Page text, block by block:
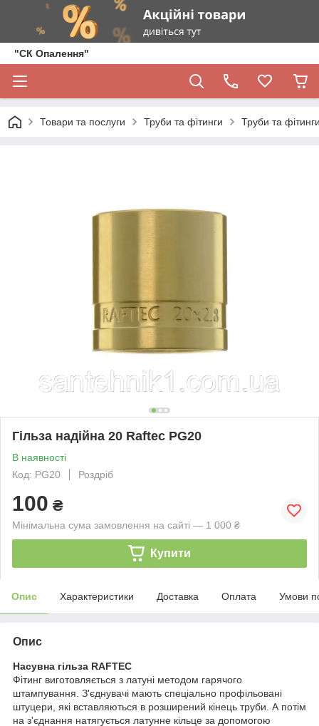
"СК Опалення"
Товари та послуги Труби та фітинги Труби та
Гільза надійна 20 Raftec PG20
В наявності
Код: PG20
Роздріб
100 ₴
Мінімальна сума замовлення на сайті — 1 000 ₴
Купити
Опис Характеристики Доставка Оплата Умови
Опис
Hасувна гільза RAFTEC
Фітинг виготовляється з латуні методом гарячого
штампування. З'єднувачі мають спеціально профільовані
штуцери, які вставляються в розширений кінець труби. А потім
на з'єднання натягується латунне кільце за допомогою